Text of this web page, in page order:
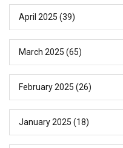
April 2025 (39)
March 2025 (65)
February 2025 (26)
January 2025 (18)